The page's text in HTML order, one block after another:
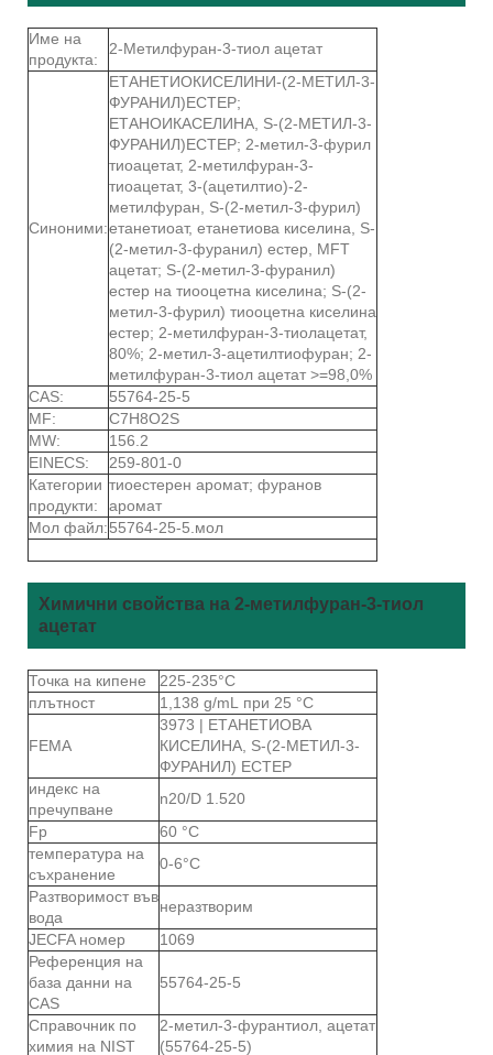
Име на
продукта:
2-Метилфуран-3-тиол ацетат
Синоними:
ЕТАНЕТИОКИСЕЛИНИ-(2-МЕТИЛ-3-
ФУРАНИЛ)ЕСТЕР;
ЕТАНОИКАСЕЛИНА, S-(2-МЕТИЛ-3-
ФУРАНИЛ)ЕСТЕР; 2-метил-3-фурил
тиоацетат, 2-метилфуран-3-
тиоацетат, 3-(ацетилтио)-2-
метилфуран, S-(2-метил-3-фурил)
етанетиоат, етанетиова киселина, S-
(2-метил-3-фуранил) естер, MFT
ацетат; S-(2-метил-3-фуранил)
естер на тиооцетна киселина; S-(2-
метил-3-фурил) тиооцетна киселина
естер; 2-метилфуран-3-тиолацетат,
80%; 2-метил-3-ацетилтиофуран; 2-
метилфуран-3-тиол ацетат >=98,0%
CAS:
55764-25-5
MF:
C7H8O2S
MW:
156.2
EINECS:
259-801-0
Категории
продукти:
тиоестерен аромат; фуранов
аромат
Мол файл:55764-25-5.мол
Химични свойства на 2-метилфуран-3-тиол
ацетат
Точка на кипене
225-235°С
плътност
1,138 g/mL при 25 °C
FEMA
3973 | ЕТАНЕТИОВА
КИСЕЛИНА, S-(2-МЕТИЛ-3-
ФУРАНИЛ) ЕСТЕР
индекс на
пречупване
n20/D 1.520
Fp
60 °C
температура на
съхранение
0-6°C
Разтворимост във
вода
неразтворим
JECFA номер
1069
Референция на
база данни на
CAS
55764-25-5
Справочник по
химия на NIST
2-метил-3-фурантиол, ацетат
(55764-25-5)